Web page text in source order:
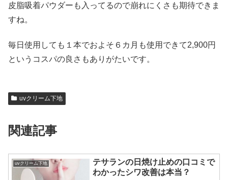
皮脂吸着パウダーも入ってるので崩れにくさも期待できま
すね。
毎日使用しても１本でおよそ６カ月も使用できて2,900円
というコスパの良さもありがたいです。
uvクリーム下地
関連記事
uvクリーム下地
テサランの日焼け止めの口コミで
わかったシワ改善は本当？